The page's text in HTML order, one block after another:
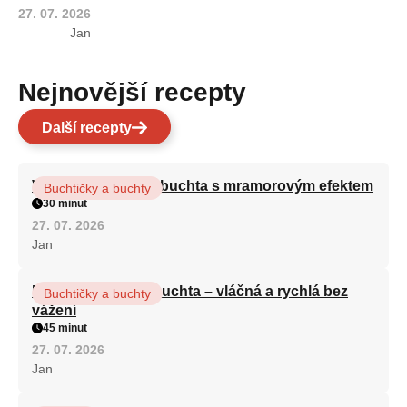
27. 07. 2026
Jan
Nejnovější recepty
Další recepty
Vláčná olejová litá buchta s mramorovým efektem
Buchtičky a buchty
30 minut
27. 07. 2026
Jan
Hrnková maková buchta – vláčná a rychlá bez
vážení
Buchtičky a buchty
45 minut
27. 07. 2026
Jan